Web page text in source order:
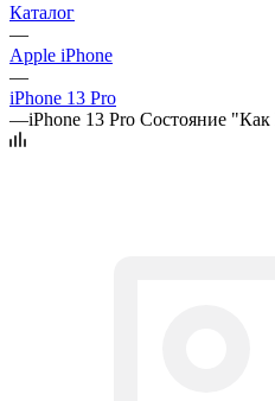
Каталог
—
Apple iPhone
—
iPhone 13 Pro
—iPhone 13 Pro Состояние